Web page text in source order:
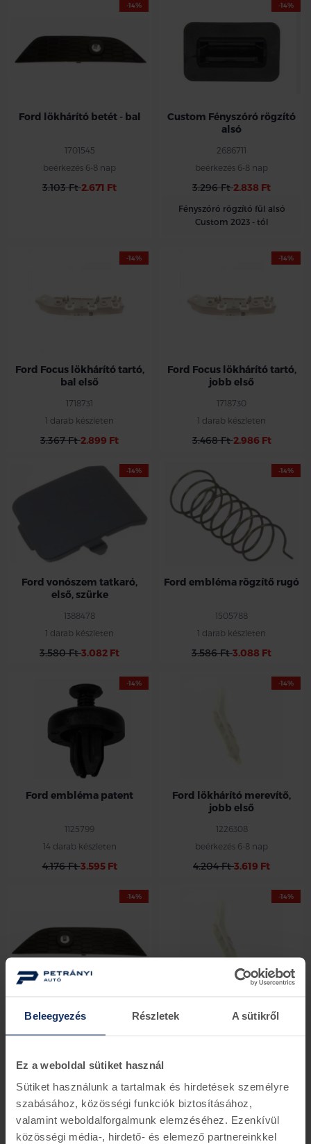
Beleegyezés Részletek A sütikről
Ez a weboldal sütiket használ
Sütiket használunk a tartalmak és hirdetések személyre
szabásához, közösségi funkciók biztosításához,
valamint weboldalforgalmunk elemzéséhez. Ezenkívül
közösségi média-, hirdető- és elemező partnereinkkel
-14%
Ford lökhárító betét - bal
1701545
beérkezés 6-8 nap
3.103 Ft2.671 Ft
-14%
Custom Fényszóró rögzító
alsó
2686711
beérkezés 6-8 nap
3.296 Ft2.838 Ft
Fényszóró rögzító fül alsó
Custom 2023 - tól
-14%
Ford Focus lökhárító tartó,
bal első
1718731
1 darab készleten
3.367 Ft2.899 Ft
-14%
Ford Focus lökhárító tartó,
jobb első
1718730
1 darab készleten
3.468 Ft2.986 Ft
-14%
Ford vonószem tatkaró,
első, szürke
1388478
1 darab készleten
3.580 Ft3.082 Ft
-14%
Ford embléma rögzítő rugó
1505788
1 darab készleten
3.586 Ft3.088 Ft
-14%
Ford embléma patent
1125799
14 darab készleten
4.176 Ft3.595 Ft
-14%
Ford lökhárító merevítő,
jobb első
1226308
beérkezés 6-8 nap
4.204 Ft3.619 Ft
-14% -14%
első
-14%